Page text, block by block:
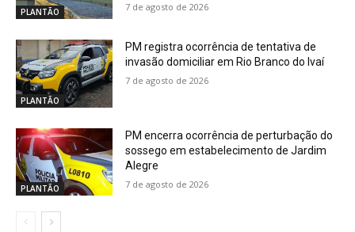
PLANTÃO 7 de agosto de 2026
PLANTÃO
PM registra ocorrência de tentativa de
invasão domiciliar em Rio Branco do Ivaí
7 de agosto de 2026
PLANTÃO
PM encerra ocorrência de perturbação do
sossego em estabelecimento de Jardim
Alegre
7 de agosto de 2026